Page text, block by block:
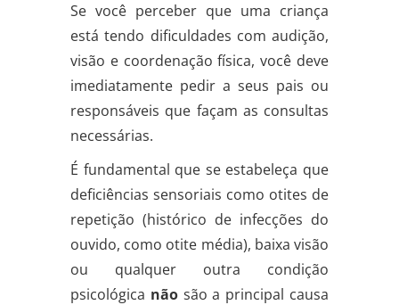
Se você perceber que uma criança
está tendo dificuldades com audição,
visão e coordenação física, você deve
imediatamente pedir a seus pais ou
responsáveis que façam as consultas
necessárias.
É fundamental que se estabeleça que
deficiências sensoriais como otites de
repetição (histórico de infecções do
ouvido, como otite média), baixa visão
ou qualquer outra condição
psicológica não são a principal causa